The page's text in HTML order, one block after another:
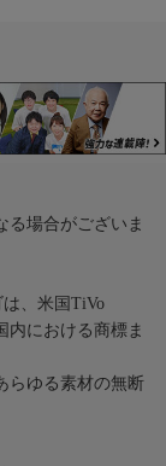
る場合がございま
、米国TiVo
内における商標ま
らゆる素材の無断